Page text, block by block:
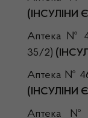
(ІНСУЛІНИ
Аптека № 45
35/2)
Аптека № 46
(ІНСУЛІНИ
Аптека №